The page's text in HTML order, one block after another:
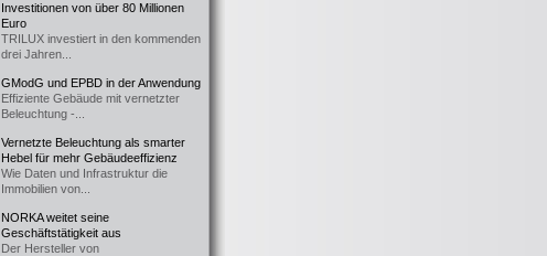
Investitionen von über 80 Millionen
Euro
TRILUX investiert in den kommenden
drei Jahren...
GModG und EPBD in der Anwendung
Effiziente Gebäude mit vernetzter
Beleuchtung -...
Vernetzte Beleuchtung als smarter
Hebel für mehr Gebäudeeffizienz
Wie Daten und Infrastruktur die
Immobilien von...
NORKA weitet seine
Geschäftstätigkeit aus
Der Hersteller von